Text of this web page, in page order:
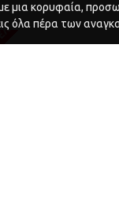
κορυφαία,
όλα πέρα των